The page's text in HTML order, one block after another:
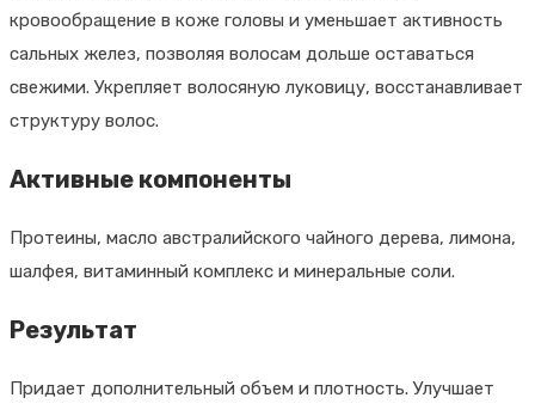
Lotion,
несмываемые,
12
штук
6
кровообращение в коже головы и уменьшает активность
сальных желез, позволяя волосам дольше оставаться
свежими. Укрепляет волосяную луковицу, восстанавливает
структуру волос.
Активные компоненты
Протеины, масло австралийского чайного дерева, лимона,
шалфея, витаминный комплекс и минеральные соли.
Результат
Придает дополнительный объем и плотность. Улучшает